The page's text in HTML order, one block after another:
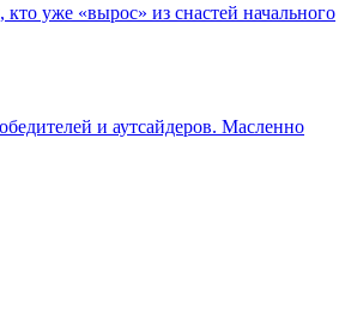
уже «вырос» из снастей начального
и аутсайдеров. Масленно